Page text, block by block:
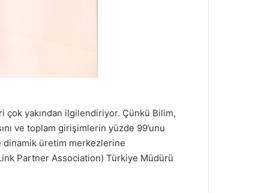
çok yakından ilgilendiriyor. Çünkü Bilim,
ve toplam girişimlerin yüzde 99’unu
dinamik üretim merkezlerine
Partner Association) Türkiye Müdürü